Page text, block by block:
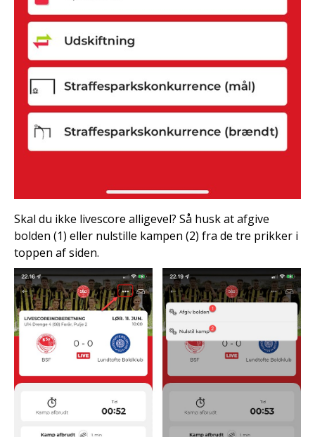
Skal du ikke livescore alligevel? Så husk at afgive
bolden (1) eller nulstille kampen (2) fra de tre prikker i
toppen af siden.